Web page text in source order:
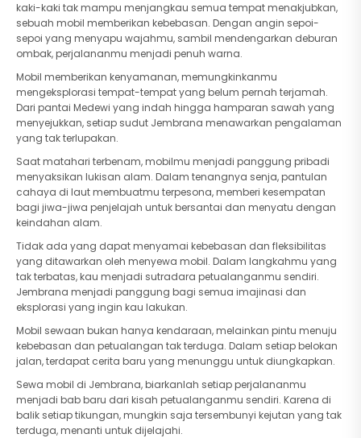
kaki-kaki tak mampu menjangkau semua tempat menakjubkan,
sebuah mobil memberikan kebebasan. Dengan angin sepoi-
sepoi yang menyapu wajahmu, sambil mendengarkan deburan
ombak, perjalananmu menjadi penuh warna.
Mobil memberikan kenyamanan, memungkinkanmu
mengeksplorasi tempat-tempat yang belum pernah terjamah.
Dari pantai Medewi yang indah hingga hamparan sawah yang
menyejukkan, setiap sudut Jembrana menawarkan pengalaman
yang tak terlupakan.
Saat matahari terbenam, mobilmu menjadi panggung pribadi
menyaksikan lukisan alam. Dalam tenangnya senja, pantulan
cahaya di laut membuatmu terpesona, memberi kesempatan
bagi jiwa-jiwa penjelajah untuk bersantai dan menyatu dengan
keindahan alam.
Tidak ada yang dapat menyamai kebebasan dan fleksibilitas
yang ditawarkan oleh menyewa mobil. Dalam langkahmu yang
tak terbatas, kau menjadi sutradara petualanganmu sendiri.
Jembrana menjadi panggung bagi semua imajinasi dan
eksplorasi yang ingin kau lakukan.
Mobil sewaan bukan hanya kendaraan, melainkan pintu menuju
kebebasan dan petualangan tak terduga. Dalam setiap belokan
jalan, terdapat cerita baru yang menunggu untuk diungkapkan.
Sewa mobil di Jembrana, biarkanlah setiap perjalananmu
menjadi bab baru dari kisah petualanganmu sendiri. Karena di
balik setiap tikungan, mungkin saja tersembunyi kejutan yang tak
terduga, menanti untuk dijelajahi.